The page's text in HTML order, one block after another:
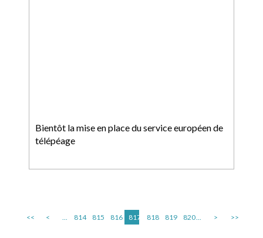
Bientôt la mise en place du service européen de
télépéage
<< < ... 814 815 816 817 818 819 820... > >>